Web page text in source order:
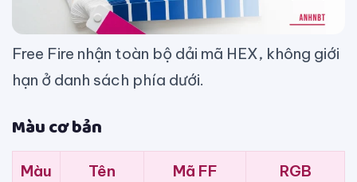
Free Fire nhận toàn bộ dải mã HEX, không giới
hạn ở danh sách phía dưới.
Màu cơ bản
Màu Tên Mã FF RGB